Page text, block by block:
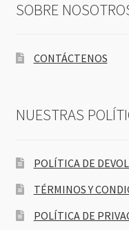
SOBRE
CONTÁCTENOS
NUESTRAS
POLÍTICA DE
TÉRMINOS Y
POLÍTICA DE